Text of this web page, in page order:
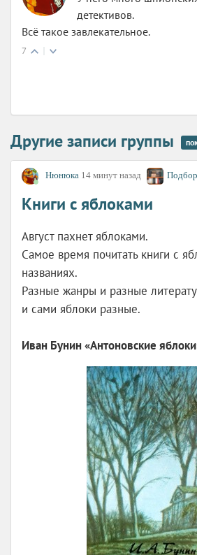
Другие записи группы
Нюнюка 14 минут назад
Книги с яблоками
Август пахнет яблоками.
Самое время почитать книги с
названиях.
Разные жанры и разные
и сами яблоки разные.
Иван Бунин «Антоновские